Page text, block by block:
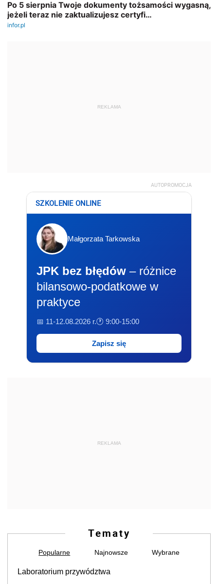
REKLAMA
AUTOPROMOCJA
SZKOLENIE ONLINE
Małgorzata Tarkowska
JPK bez błędów – różnice
bilansowo-podatkowe w
praktyce
📅 11-12.08.2026 r.🕐 9:00-15:00
Zapisz się
REKLAMA
Tematy
Popularne Najnowsze Wybrane
Laboratorium przywództwa